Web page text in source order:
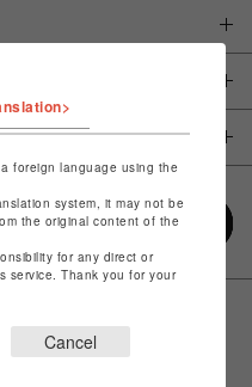
foreign language using the
system, it may not be
the original content of the
for any direct or
service. Thank you for your
Cancel